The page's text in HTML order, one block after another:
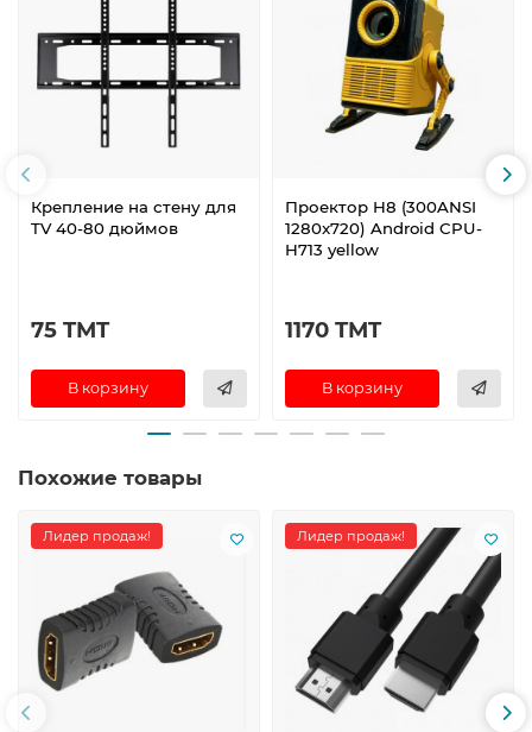
Крепление на стену для
TV 40-80 дюймов
75 TMT
В корзину
Проектор H8 (300ANSI
1280x720) Android CPU-
H713 yellow
1170 TMT
В корзину
Похожие товары
Лидер продаж! Лидер продаж!